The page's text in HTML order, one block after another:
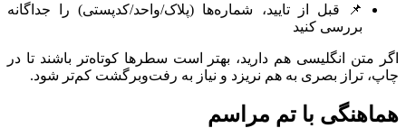
📌 قبل از تایید، شماره‌ها (پلاک/واحد/کدپستی) را جداگانه
بررسی کنید
اگر متن انگلیسی هم دارید، بهتر است سطرها کوتاه‌تر باشند تا در
چاپ، تراز بصری به هم نریزد و نیاز به رفت‌وبرگشت کم‌تر شود.
هماهنگی با تم مراسم